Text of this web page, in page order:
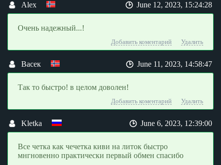
Alex June 12, 2023, 15:24:28
Очень надежный...!
Добавить коментарий Удалить
Васек June 11, 2023, 14:58:47
Так то быстро! в целом доволен!
Добавить коментарий Удалить
Kletka June 6, 2023, 12:39:00
Все четка как чечетка киви на литок быстро
мнгновенно практически первый обмен спасибо